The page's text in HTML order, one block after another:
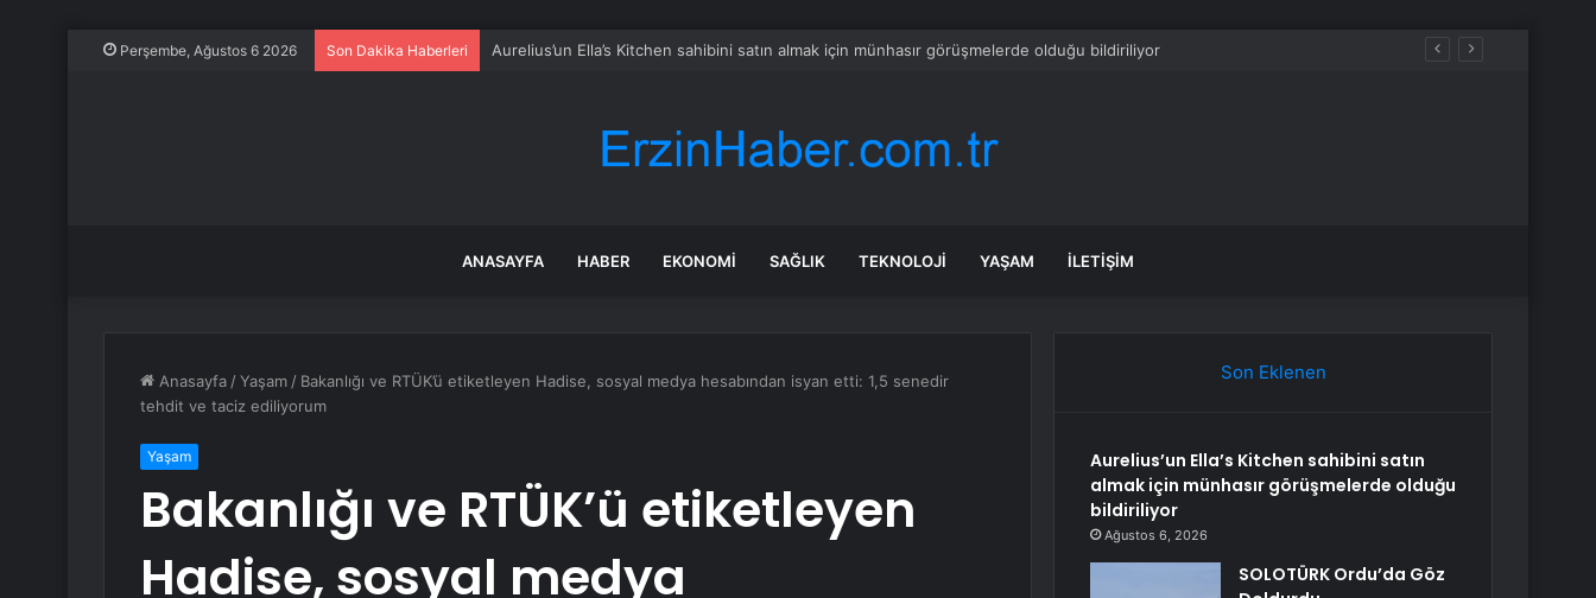
Perşembe, Ağustos 6 2026 Son Dakika Haberleri SOLOTÜRK Ordu’da Göz Doldurdu
ANASAYFA HABER EKONOMI SAĞLIK TEKNOLOJI YAŞAM İLETIŞIM
Anasayfa /Yaşam / Bakanlığı ve RTÜK’ü etiketleyen Hadise, sosyal medya hesabından isyan etti: 1,5 senedir
tehdit ve taciz ediliyorum
Yaşam
Bakanlığı ve RTÜK’ü etiketleyen
Hadise, sosyal medya
Son Eklenen
Aurelius’un Ella’s Kitchen sahibini satın
almak için münhasır görüşmelerde olduğu
bildiriliyor
Ağustos 6, 2026
SOLOTÜRK Ordu’da Göz